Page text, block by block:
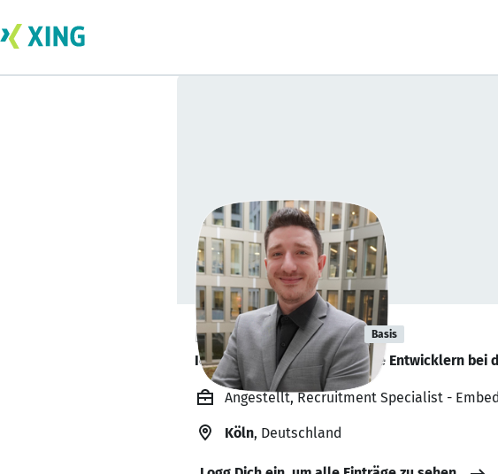
Kevin Schmidt Basis
Ich helfe Embedded Software Entwicklern bei
Angestellt, Recruitment Specialist -
Köln, Deutschland